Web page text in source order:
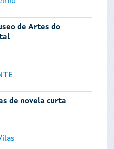
de Artes do
de novela curta